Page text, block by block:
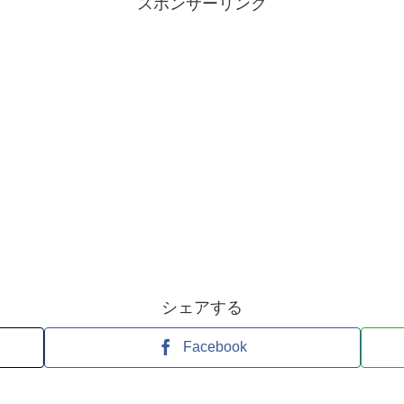
スポンサーリンク
シェアする
Facebook